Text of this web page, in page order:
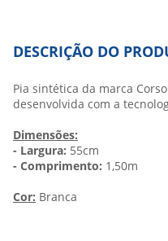
DESCRIÇÃO DO
Pia sintética da marca
desenvolvida com a
Dimensões:
- Largura: 55cm
- Comprimento: 1,50m
Cor: Branca